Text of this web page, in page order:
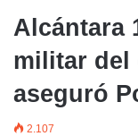
Alcántara
militar del
aseguró
2.107